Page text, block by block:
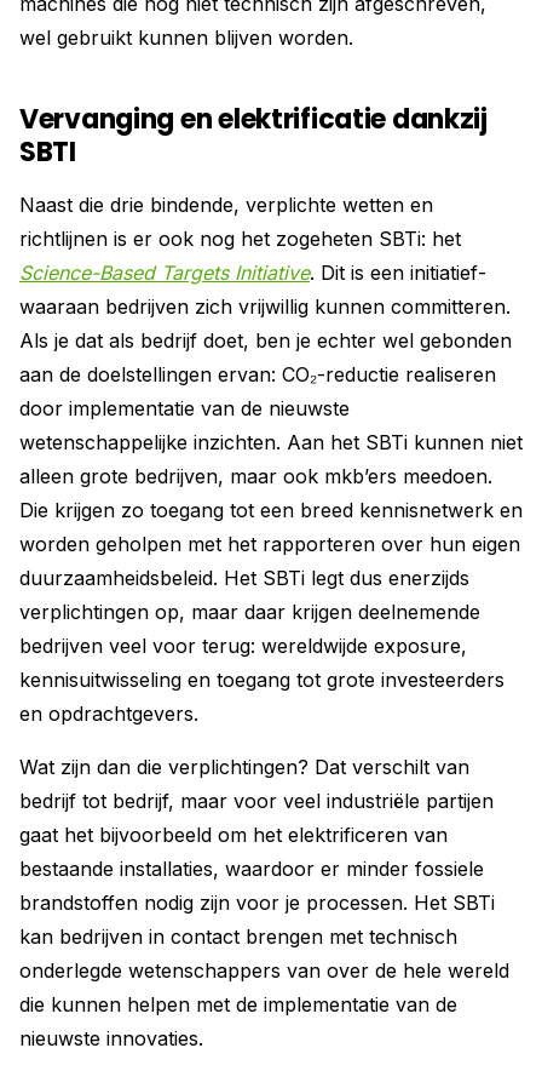
wel gebruikt kunnen blijven worden.
Vervanging en elektrificatie dankzij
SBTI
Naast die drie bindende, verplichte wetten en
richtlijnen is er ook nog het zogeheten SBTi: het
Science-Based Targets Initiative. Dit is een initiatief­
waaraan bedrijven zich vrijwillig kunnen ­committeren.
Als je dat als bedrijf doet, ben je echter wel gebonden
aan de doelstellingen ervan: CO₂-reductie realiseren
door implementatie van de nieuwste
wetenschappelijke inzichten. Aan het SBTi kunnen niet
alleen grote bedrijven, maar ook mkb’ers meedoen.
Die krijgen zo toegang tot een breed kennisnetwerk en
worden geholpen met het rapporteren over hun eigen
duurzaamheidsbeleid. Het SBTi legt dus enerzijds
verplichtingen op, maar daar krijgen deelnemende
bedrijven veel voor terug: wereldwijde exposure,
kennisuitwisseling en toegang tot grote investeerders
en opdrachtgevers.
Wat zijn dan die verplichtingen? Dat verschilt van
bedrijf tot bedrijf, maar voor veel industriële partijen
gaat het bijvoorbeeld om het elektrificeren van
bestaande installaties, waardoor er minder fossiele
brandstoffen nodig zijn voor je processen. Het SBTi
kan bedrijven in contact brengen met technisch
onderlegde wetenschappers van over de hele wereld
die kunnen helpen met de implementatie van de
nieuwste innovaties.